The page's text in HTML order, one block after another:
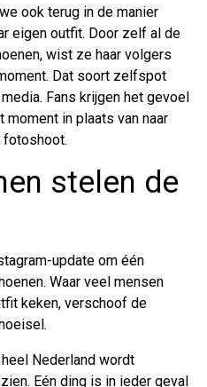
ook terug in de manier
eigen outfit. Door zelf al de
wist ze haar volgers
Dat soort zelfspot
Fans krijgen het gevoel
in plaats van naar
stelen de
update om één
Waar veel mensen
keken, verschoof de
Nederland wordt
Eén ding is in ieder geval